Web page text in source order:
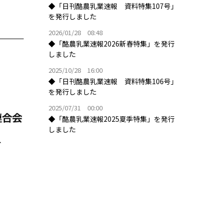
◆「日刊酪農乳業速報 資料特集107号」
を発行しました
2026/01/28 08:48
◆「酪農乳業速報2026新春特集」を発行
しました
2025/10/28 16:00
◆「日刊酪農乳業速報 資料特集106号」
を発行しました
2025/07/31 00:00
◆「酪農乳業速報2025夏季特集」を発行
しました